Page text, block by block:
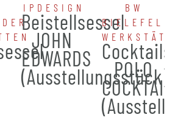
IPDESIGN
Beistellsessel
JOHN
EDWARDS
(Ausstellungsstück)
BW
BIELEFELDER
POLO
COCKTAIL